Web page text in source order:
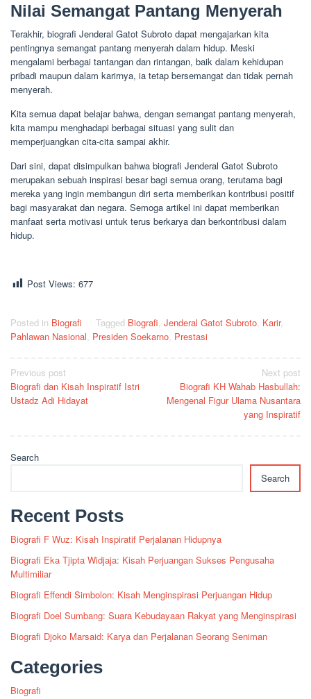
Nilai Semangat Pantang Menyerah
Terakhir, biografi Jenderal Gatot Subroto dapat mengajarkan kita
pentingnya semangat pantang menyerah dalam hidup. Meski
mengalami berbagai tantangan dan rintangan, baik dalam kehidupan
pribadi maupun dalam karirnya, ia tetap bersemangat dan tidak pernah
menyerah.
Kita semua dapat belajar bahwa, dengan semangat pantang menyerah,
kita mampu menghadapi berbagai situasi yang sulit dan
memperjuangkan cita-cita sampai akhir.
Dari sini, dapat disimpulkan bahwa biografi Jenderal Gatot Subroto
merupakan sebuah inspirasi besar bagi semua orang, terutama bagi
mereka yang ingin membangun diri serta memberikan kontribusi positif
bagi masyarakat dan negara. Semoga artikel ini dapat memberikan
manfaat serta motivasi untuk terus berkarya dan berkontribusi dalam
hidup.
Post Views: 677
Posted in Biografi Tagged Biografi, Jenderal Gatot Subroto, Karir,
Pahlawan Nasional, Presiden Soekarno, Prestasi
Post
navigation
Previous post
Biografi dan Kisah Inspiratif Istri
Ustadz Adi Hidayat
Next post
Biografi KH Wahab Hasbullah:
Mengenal Figur Ulama Nusantara
yang Inspiratif
Search
Search
Recent Posts
Biografi F Wuz: Kisah Inspiratif Perjalanan Hidupnya
Biografi Eka Tjipta Widjaja: Kisah Perjuangan Sukses Pengusaha
Multimiliar
Biografi Effendi Simbolon: Kisah Menginspirasi Perjuangan Hidup
Biografi Doel Sumbang: Suara Kebudayaan Rakyat yang Menginspirasi
Biografi Djoko Marsaid: Karya dan Perjalanan Seorang Seniman
Categories
Biografi